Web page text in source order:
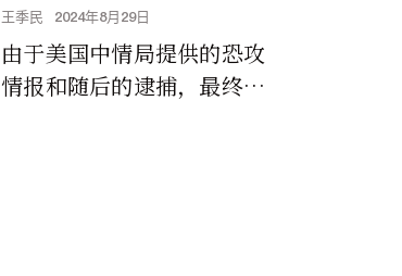
王季民 2024年8月29日
由于美国中情局提供的恐攻
情报和随后的逮捕，最终导